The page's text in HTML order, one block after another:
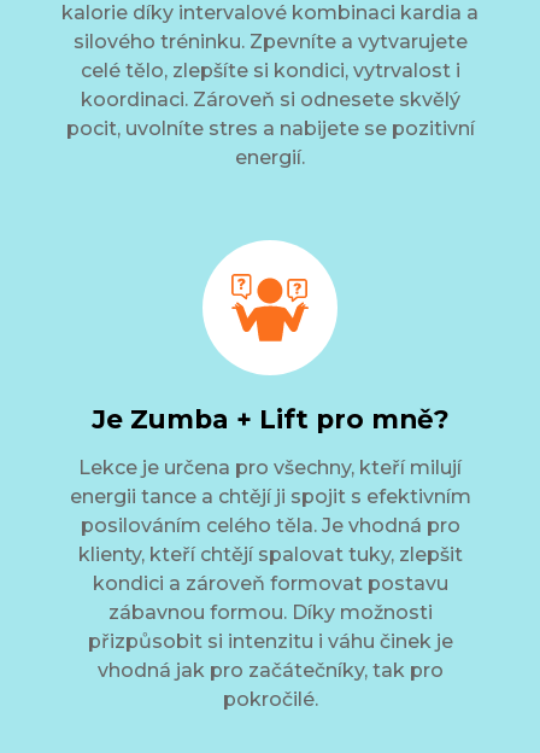
kalorie díky intervalové kombinaci kardia a
silového tréninku. Zpevníte a vytvarujete
celé tělo, zlepšíte si kondici, vytrvalost i
koordinaci. Zároveň si odnesete skvělý
pocit, uvolníte stres a nabijete se pozitivní
energií.
Je Zumba + Lift pro mně?
Lekce je určena pro všechny, kteří milují
energii tance a chtějí ji spojit s efektivním
posilováním celého těla. Je vhodná pro
klienty, kteří chtějí spalovat tuky, zlepšit
kondici a zároveň formovat postavu
zábavnou formou. Díky možnosti
přizpůsobit si intenzitu i váhu činek je
vhodná jak pro začátečníky, tak pro
pokročilé.